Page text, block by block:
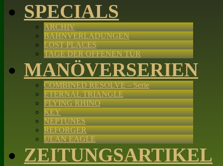
SPECIALS
ARCHIV
BAHNVERLADUNGEN
LOST PLACES
TAGE DER OFFENEN TÜR
MANÖVERSERIEN
COMBINED RESOLVE – Serie
ETERNAL TRIANGLE
FLYING RHINO
KEY
NEPTUNES
REFORGER
ULAN EAGLE
ZEITUNGSARTIKEL